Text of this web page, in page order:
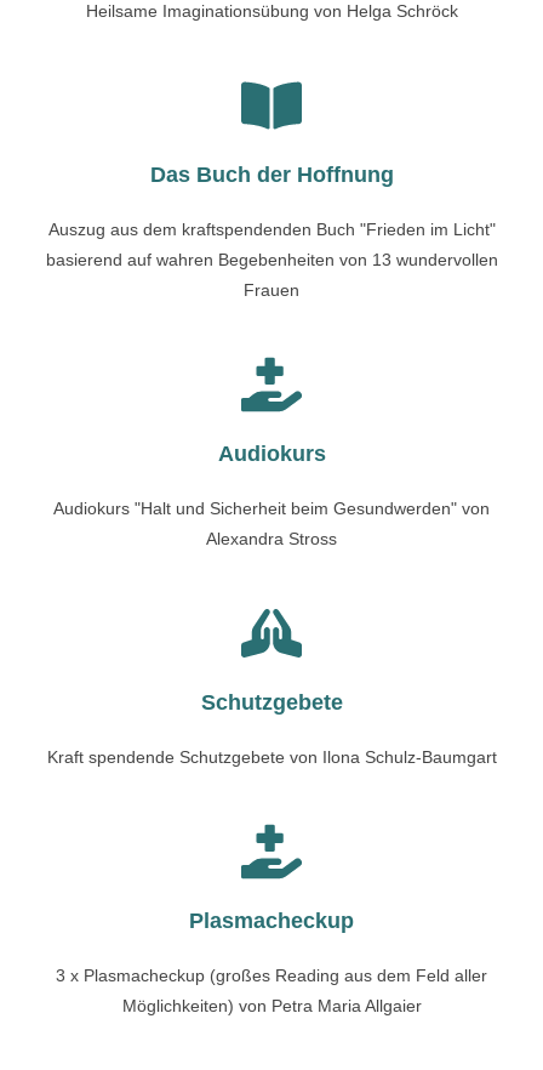
Heilsame Imaginationsübung von Helga Schröck
Das Buch der Hoffnung
Auszug aus dem kraftspendenden Buch "Frieden im Licht"
basierend auf wahren Begebenheiten von 13 wundervollen
Frauen
Audiokurs
Audiokurs "Halt und Sicherheit beim Gesundwerden" von
Alexandra Stross
Schutzgebete
Kraft spendende Schutzgebete von Ilona Schulz-Baumgart
Plasmacheckup
3 x Plasmacheckup (großes Reading aus dem Feld aller
Möglichkeiten) von Petra Maria Allgaier